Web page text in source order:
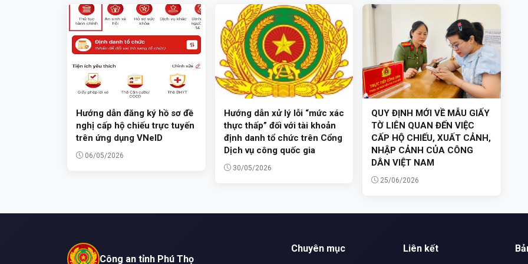
Hướng dẫn đăng ký hồ sơ đề
nghị cấp hộ chiếu trực tuyến
trên ứng dụng VNeID
06/05/2026
Hướng dẫn xử lý lỗi “mức xác
thực thấp” đối với tài khoản
định danh tổ chức trên Cổng
Dịch vụ công quốc gia
30/05/2026
QUY ĐỊNH MỚI VỀ MẪU GIẤY
TỜ LIÊN QUAN ĐẾN VIỆC
CẤP HỘ CHIẾU, XUẤT CẢNH,
NHẬP CẢNH CỦA CÔNG
DÂN VIỆT NAM
25/06/2026
Công an tỉnh Phú Thọ
Chuyên mục Liên kết